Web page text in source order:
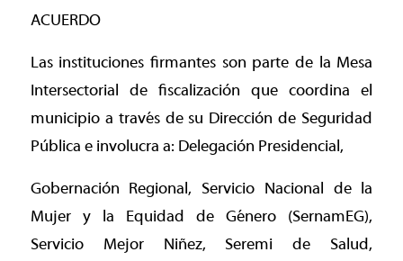
ACUERDO
Las instituciones firmantes son parte de la Mesa
Intersectorial de fiscalización que coordina el
municipio a través de su Dirección de Seguridad
Pública e involucra a: Delegación Presidencial,
Gobernación Regional, Servicio Nacional de la
Mujer y la Equidad de Género (SernamEG),
Servicio Mejor Niñez, Seremi de Salud,